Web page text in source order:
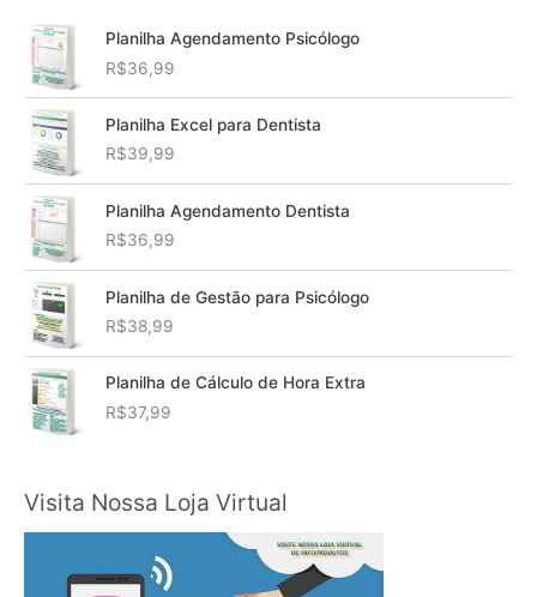
Planilha Agendamento Psicólogo
R$36,99
Planilha Excel para Dentista
R$39,99
Planilha Agendamento Dentista
R$36,99
Planilha de Gestão para Psicólogo
R$38,99
Planilha de Cálculo de Hora Extra
R$37,99
Visita Nossa Loja Virtual